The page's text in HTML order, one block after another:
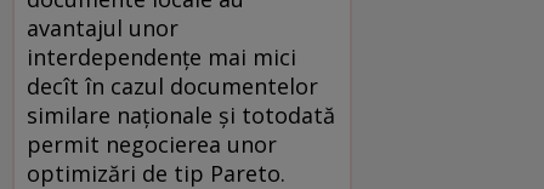
avantajul unor
interdependențe mai mici
decît în cazul documentelor
similare naționale și totodată
permit negocierea unor
optimizări de tip Pareto.